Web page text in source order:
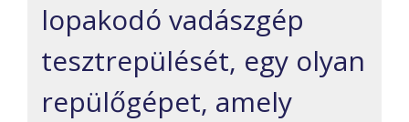
lopakodó vadászgép
tesztrepülését, egy olyan
repülőgépet, amely